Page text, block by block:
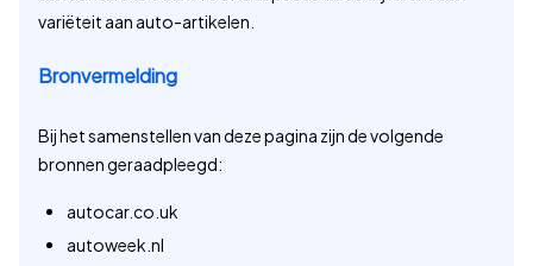
variëteit aan auto-artikelen.
Bronvermelding
Bij het samenstellen van deze pagina zijn de volgende
bronnen geraadpleegd:
autocar.co.uk
autoweek.nl